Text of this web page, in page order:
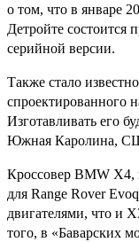
о том, что в январе
Детройте состоится
серийной версии.
Также стало
спроектированного
Изготавливать его
Южная Каролина,
Кроссовер BMW X4,
для Range Rover
двигателями, что и
того, в «Баварских